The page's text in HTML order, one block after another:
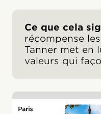
Ce que cela
récompense
Tanner met en
valeurs qui